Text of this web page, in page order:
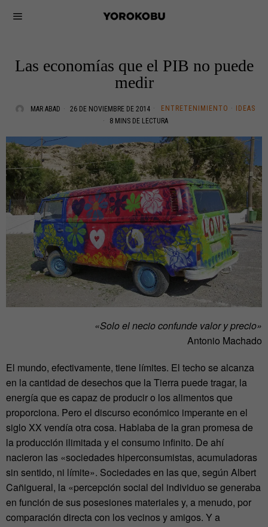
Las economías que el PIB no puede
medir
MAR ABAD 26 DE NOVIEMBRE DE 2014 ENTRETENIMIENTO ·
IDEAS
8 MINS DE LECTURA
«Solo el necio confunde valor y precio»
Antonio Machado
El mundo, efectivamente, tiene límites. El techo se alcanza
en la cantidad de desechos que la Tierra puede tragar, la
energía que es capaz de producir o los alimentos que
proporciona. Pero el discurso económico imperante en el
siglo XX vendía otra cosa. Hablaba de la gran promesa de
la producción ilimitada y el consumo infinito. De ahí
nacieron las «sociedades hiperconsumistas, acumuladoras
sin sentido, ni límite». Sociedades en las que, según Albert
Cañigueral, la «percepción social del individuo se generaba
en función de sus posesiones materiales y, a menudo, por
comparación directa con los vecinos y amigos. Y a